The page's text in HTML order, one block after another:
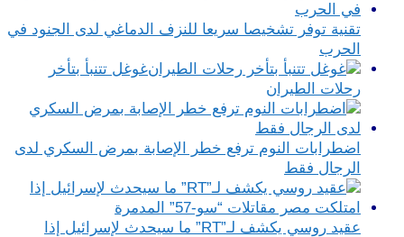
تقنية توفر تشخيصا سريعا للنزف الدماغي لدى الجنود في
الحرب
غوغل تتنبأ بتأخر
رحلات الطيران
اضطرابات النوم ترفع خطر الإصابة بمرض السكري لدى
الرجال فقط
عقيد روسي يكشف لـ”RT” ما سيحدث لإسرائيل إذا